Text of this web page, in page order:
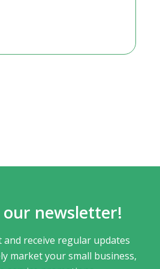
newsletter!
receive regular updates
market your small business,